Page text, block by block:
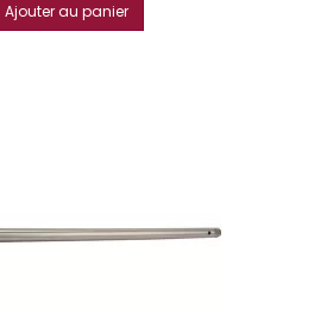
Ajouter au panier